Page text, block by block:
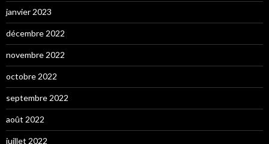
janvier 2023
décembre 2022
novembre 2022
octobre 2022
septembre 2022
août 2022
juillet 2022